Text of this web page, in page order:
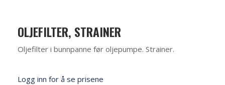
OLJEFILTER, STRAINER
Oljefilter i bunnpanne før oljepumpe. Strainer.
Logg inn for å se prisene